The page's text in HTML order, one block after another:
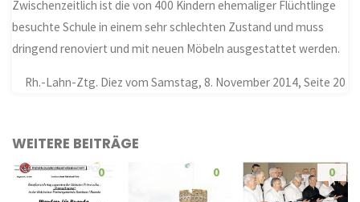
Zwischenzeitlich ist die von 400 Kindern ehemaliger Flüchtlinge
besuchte Schule in einem sehr schlechten Zustand und muss
dringend renoviert und mit neuen Möbeln ausgestattet werden.
Rh.-Lahn-Ztg. Diez vom Samstag, 8. November 2014, Seite 20
WEITERE BEITRÄGE
0 0 0